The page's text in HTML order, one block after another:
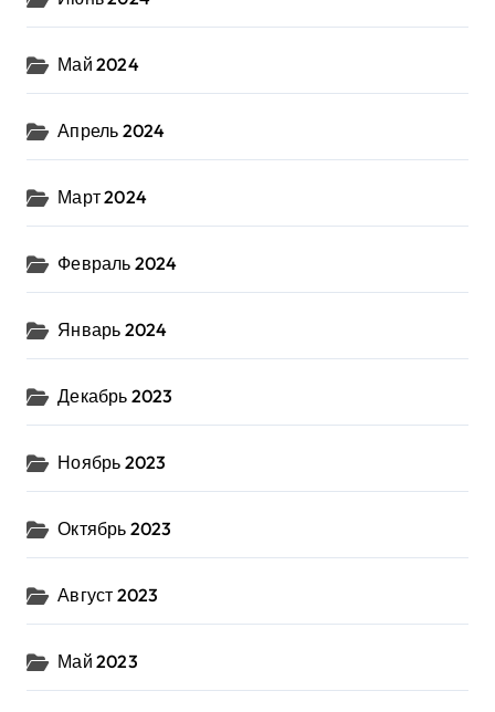
Май 2024
Апрель 2024
Март 2024
Февраль 2024
Январь 2024
Декабрь 2023
Ноябрь 2023
Октябрь 2023
Август 2023
Май 2023